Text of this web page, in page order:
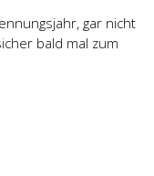
gar nicht
bald mal zum